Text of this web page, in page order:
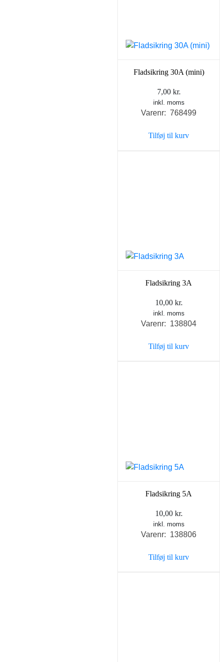
Fladsikring 30A (mini)
7,00 kr.
inkl. moms
Varenr: 768499
Tilføj til kurv
Fladsikring 3A
10,00 kr.
inkl. moms
Varenr: 138804
Tilføj til kurv
Fladsikring 5A
10,00 kr.
inkl. moms
Varenr: 138806
Tilføj til kurv